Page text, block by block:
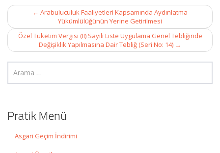
Post
navigation
← Arabuluculuk Faaliyetleri Kapsamında Aydınlatma
Yükümlülüğünün Yerine Getirilmesi
Özel Tüketim Vergisi (II) Sayılı Liste Uygulama Genel Tebliğinde
Değişiklik Yapılmasına Dair Tebliğ (Seri No: 14) →
Pratik Menü
Asgari Geçim İndirimi